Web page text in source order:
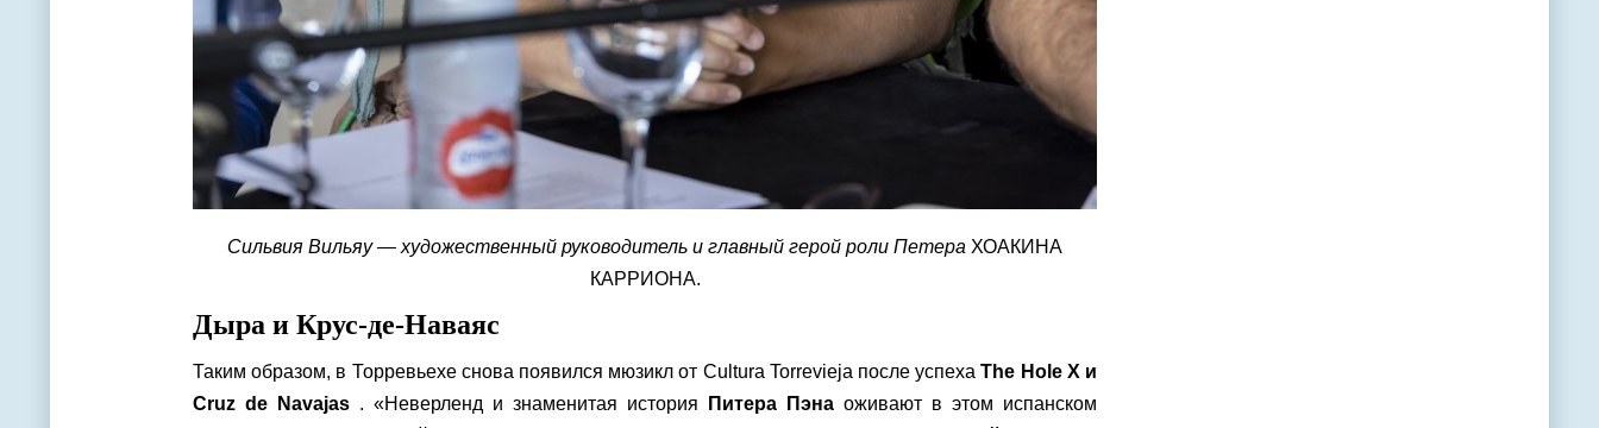
Сильвия Вильяу — художественный руководитель и главный герой роли Петера ХОАКИНА
КАРРИОНА.
Дыра и Крус-де-Наваяс
Таким образом, в Торревьехе снова появился мюзикл от Cultura Torrevieja после успехаThe Hole X и
Cruz de Navajas . «Неверленд и знаменитая история Питера Пэна оживают в этом испанском